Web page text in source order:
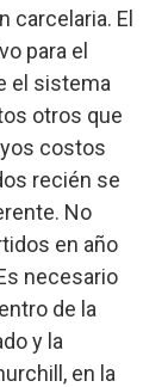
carcelaria. El
para el
el sistema
otros que
costos
recién se
No
en año
necesario
de la
y la
en la